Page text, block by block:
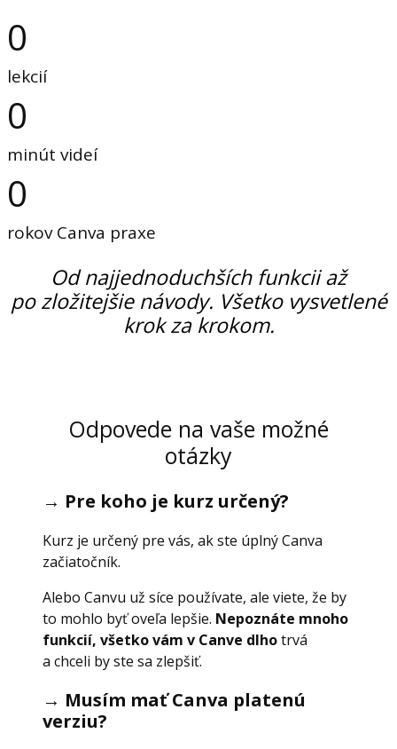
0
lekcií
0
minút videí
0
rokov Canva praxe
Od najjednoduchších funkcii až
po zložitejšie návody. Všetko vysvetlené
krok za krokom.
Odpovede na vaše možné
otázky
→ Pre koho je kurz určený?
Kurz je určený pre vás, ak ste úplný Canva
začiatočník.
Alebo Canvu už síce používate, ale viete, že by
to mohlo byť oveľa lepšie. Nepoznáte mnoho
funkcií, všetko vám v Canve dlhotrvá
a chceli by ste sa zlepšiť.
→ Musím mať Canva platenú
verziu?